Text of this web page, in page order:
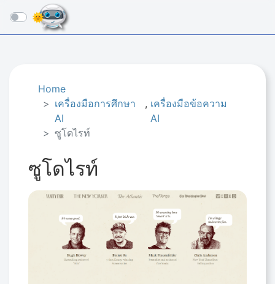
☰
Home
เครื่องมือการศึกษา
AI
, เครื่องมือข้อความ
AI
ซูโดไรท์
ซูโดไรท์